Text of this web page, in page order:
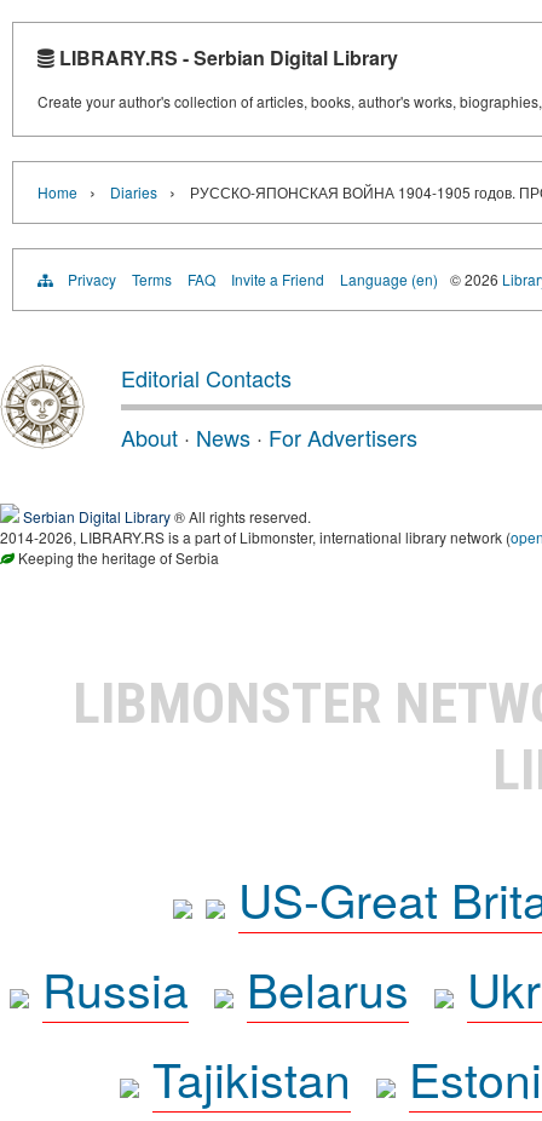
LIBRARY.RS - Serbian Digital Library
Create your author's collection of articles, books, author's works,
Home › Diaries › РУССКО-ЯПОНСКАЯ ВОЙНА 1904-1905 годов.
Privacy Terms FAQ Invite a Friend Language (en) © 2026
Editorial Contacts
About · News · For Advertisers
Serbian Digital Library® All rights reserved.
2014-2026, LIBRARY.RS is a part of Libmonster, international library network (
Keeping the heritage of Serbia
LIBMONSTER
US-Great
Russia
Belarus
Tajikistan